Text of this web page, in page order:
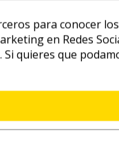
para conocer
en Redes
Si quieres que